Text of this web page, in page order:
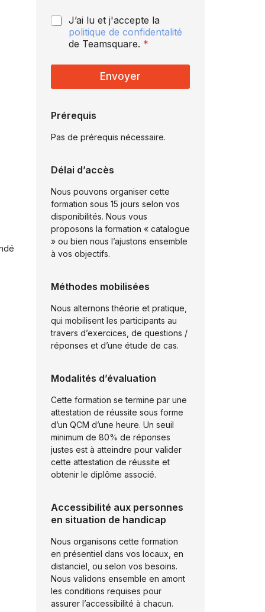
u
P
t
q
e
d
e
c
n
f
i
d
e
n
t
i
a
t
*
J’ai lu et j'accepte la
politique de confidentalité
de Teamsquare. *
Envoyer
Prérequis
Pas de prérequis nécessaire.
Délai d’accès
Nous pouvons organiser cette
formation sous 15 jours selon vos
disponibilités. Nous vous
proposons la formation « catalogue
» ou bien nous l’ajustons ensemble
à vos objectifs.
Méthodes mobilisées
Nous alternons théorie et pratique,
qui mobilisent les participants au
travers d’exercices, de questions /
réponses et d’une étude de cas.
Modalités d’évaluation
Cette formation se termine par une
attestation de réussite sous forme
d’un QCM d’une heure. Un seuil
minimum de 80% de réponses
justes est à atteindre pour valider
cette attestation de réussite et
obtenir le diplôme associé.
Accessibilité aux personnes
en situation de handicap
Nous organisons cette formation
en présentiel dans vos locaux, en
distanciel, ou selon vos besoins.
Nous validons ensemble en amont
les conditions requises pour
assurer l’accessibilité à chacun.